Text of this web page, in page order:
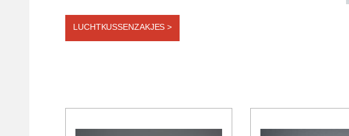
LUCHTKUSSENZAKJES >